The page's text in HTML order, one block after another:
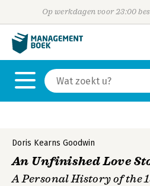
Op werkdagen voor 23:00
Doris Kearns Goodwin
An Unfinished Love
A Personal History of the